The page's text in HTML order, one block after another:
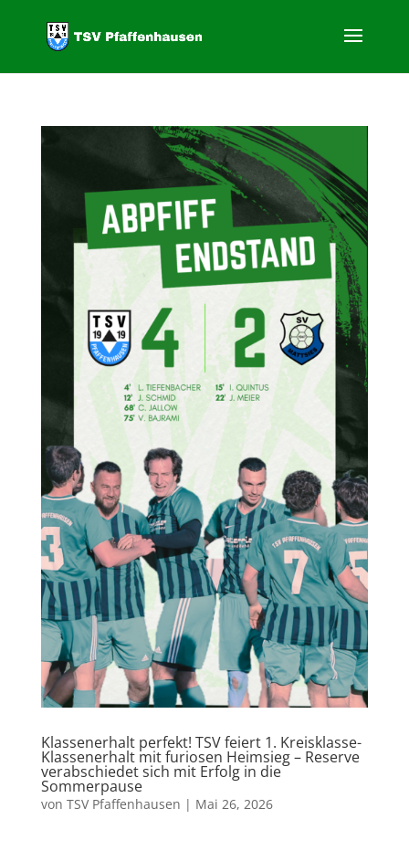
Klassenerhalt perfekt! TSV feiert 1. Kreisklasse-
Klassenerhalt mit furiosen Heimsieg – Reserve
verabschiedet sich mit Erfolg in die
Sommerpause
von TSV Pfaffenhausen | Mai 26, 2026